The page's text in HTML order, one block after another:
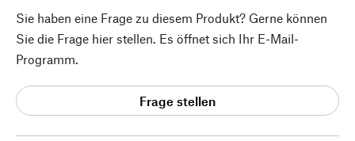
Sie haben eine Frage zu diesem Produkt? Gerne können
Sie die Frage hier stellen. Es öffnet sich Ihr E-Mail-
Programm.
Frage stellen